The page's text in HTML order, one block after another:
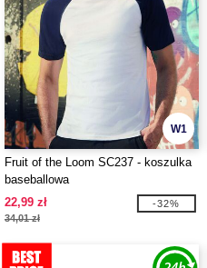
W1
Fruit of the Loom SC237 - koszulka
baseballowa
22,99 zł
34,01 zł
-32%